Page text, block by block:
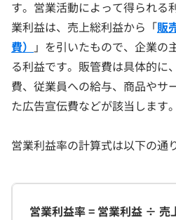
す。営業活動によって得られる
業利益は、売上総利益から「販
費） 」を引いたもので、企業の
る利益です。販管費は具体的に
費、従業員への給与、商品やサ
た広告宣伝費などが該当します。
営業利益率の計算式は以下の通
営業利益率 = 営業利益 ÷